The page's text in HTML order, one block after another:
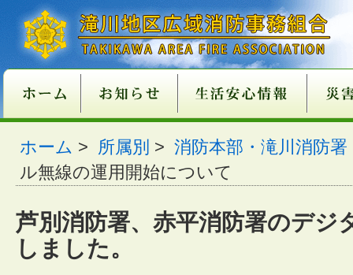
新庁舎情報
入札情報
職員採用情報
各種申請・届出用紙
講習・試験案内
地方分権改革一括法
関係条例整備
違反対象物公表制度
適マーク制度 火災予防 火災
消火
火災
住宅
いて
住宅
店
過去
住宅
功事例
催し
条例
救急 心肺
異物
止血法
ＡＥ
救急
医療
患者
て
１１９番 １１
１１
い
携帯
番に
救急
いて
ご注意 古い
消火
ついて
住宅
適正
ガス
につ
ホー
につ
消火
準の
組合
過去
ホーム > 所属別 > 消防本部・滝川消防署
ル無線の運用開始について
芦別消防署、赤平消防署のデジ
しました。